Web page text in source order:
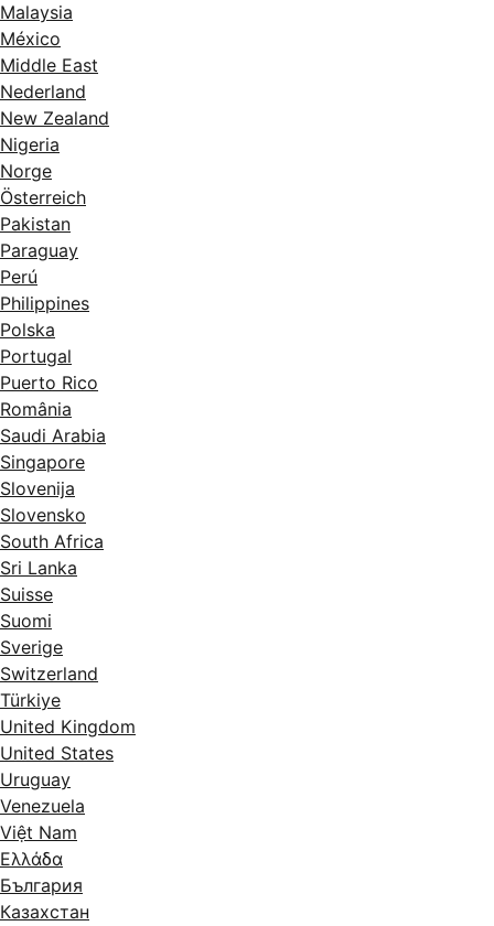
Malaysia
México
Middle East
Nederland
New Zealand
Nigeria
Norge
Österreich
Pakistan
Paraguay
Perú
Philippines
Polska
Portugal
Puerto Rico
România
Saudi Arabia
Singapore
Slovenija
Slovensko
South Africa
Sri Lanka
Suisse
Suomi
Sverige
Switzerland
Türkiye
United Kingdom
United States
Uruguay
Venezuela
Việt Nam
Ελλάδα
България
Казахстан